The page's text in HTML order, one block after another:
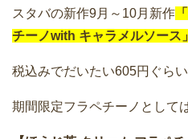
スタバの新作9月～10月新作
チーノwith キャラメルソース
税込みでだいたい605円ぐら
期間限定フラペチーノとして